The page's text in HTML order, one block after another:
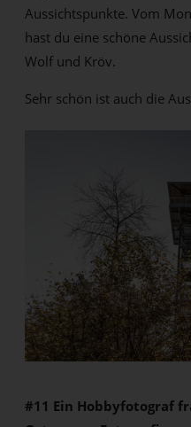
Aussichtspunkte. Vom
hast du eine schöne
Wolf und Kröv.
Sehr schön ist auch die
#11 Ein Hobbyfotograf